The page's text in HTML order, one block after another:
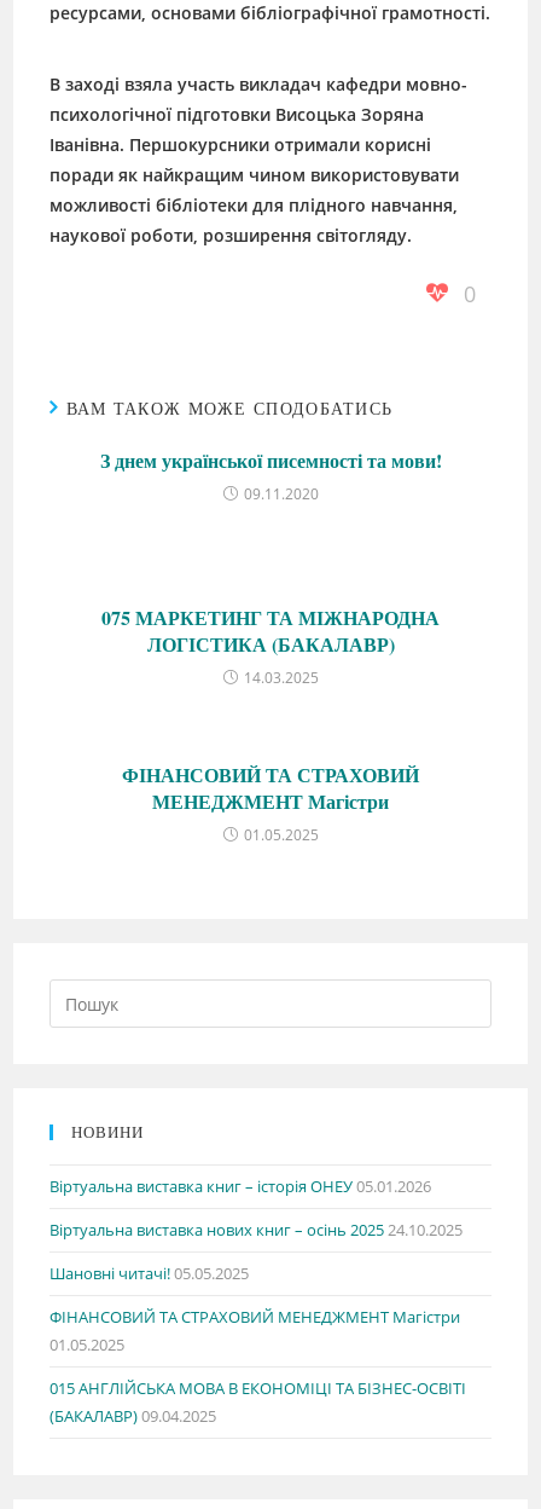
ресурсами, основами бібліографічної грамотності.
В заході взяла участь викладач кафедри мовно-
психологічної підготовки Висоцька Зоряна
Іванівна. Першокурсники отримали корисні
поради як найкращим чином використовувати
можливості бібліотеки для плідного навчання,
наукової роботи, розширення світогляду.
0
ВАМ ТАКОЖ МОЖЕ СПОДОБАТИСЬ
З днем української писемності та мови!
09.11.2020
075 МАРКЕТИНГ ТА МІЖНАРОДНА
ЛОГІСТИКА (БАКАЛАВР)
14.03.2025
ФІНАНСОВИЙ ТА СТРАХОВИЙ
МЕНЕДЖМЕНТ Магістри
01.05.2025
НОВИНИ
Віртуальна виставка книг – історія ОНЕУ05.01.2026
Віртуальна виставка нових книг – осінь 202524.10.2025
Шановні читачі!05.05.2025
ФІНАНСОВИЙ ТА СТРАХОВИЙ МЕНЕДЖМЕНТ Магістри
01.05.2025
015 АНГЛІЙСЬКА МОВА В ЕКОНОМІЦІ ТА БІЗНЕС-ОСВІТІ
(БАКАЛАВР)09.04.2025